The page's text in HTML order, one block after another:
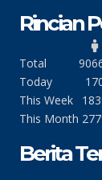
Rincian
Total
Today
This Week
This Month
Berita